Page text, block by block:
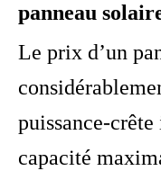
panneau
Le prix d’un
puissance-
capacité